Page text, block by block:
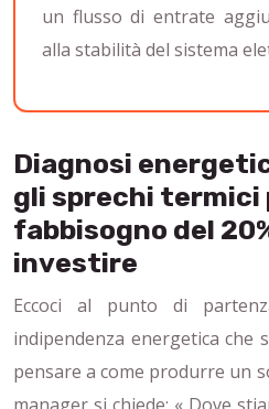
un flusso di entrate
alla stabilità del sistema
Diagnosi
gli sprechi termici
fabbisogno del
investire
Eccoci al punto di
indipendenza energetica che
pensare a come produrre un